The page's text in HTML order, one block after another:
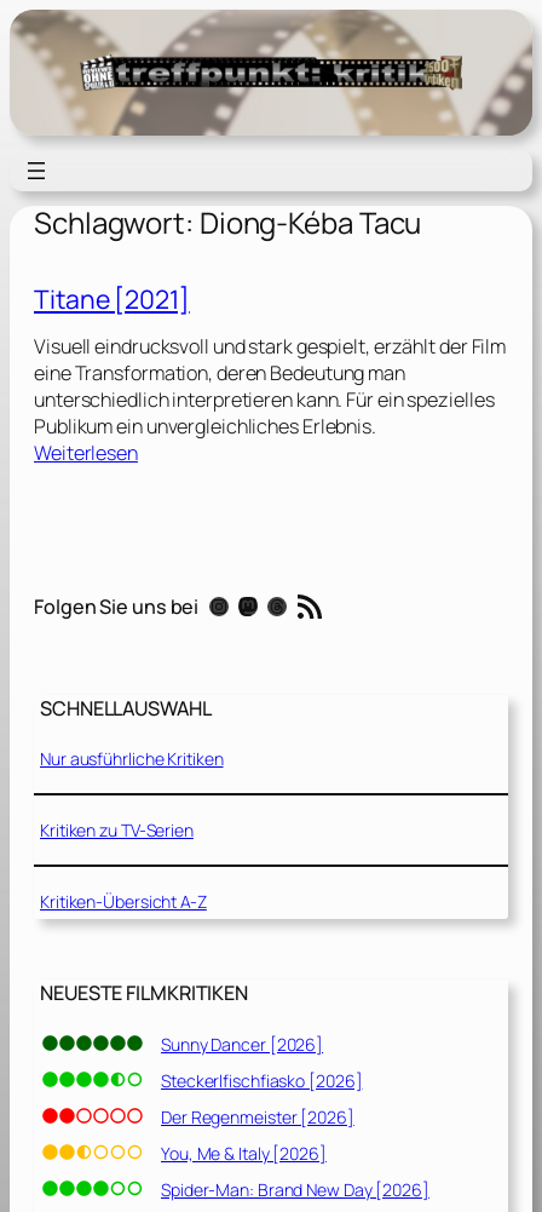
Zum
Inhalt
springen
Schlagwort: Diong-Kéba Tacu
Titane [2021]
Visuell eindrucksvoll und stark gespielt, erzählt der Film
eine Transformation, deren Bedeutung man
unterschiedlich interpretieren kann. Für ein spezielles
Publikum ein unvergleichliches Erlebnis.
Weiterlesen:
e
2
]
Folgen Sie uns bei Instagram Mastodon Threads RSS-Feed
SCHNELLAUSWAHL
Nur ausführliche Kritiken
Kritiken zu TV-Serien
Kritiken-Übersicht A-Z
NEUESTE FILMKRITIKEN
Sunny Dancer [2026]
Steckerlfischfiasko [2026]
Der Regenmeister [2026]
You, Me & Italy [2026]
Spider-Man: Brand New Day [2026]